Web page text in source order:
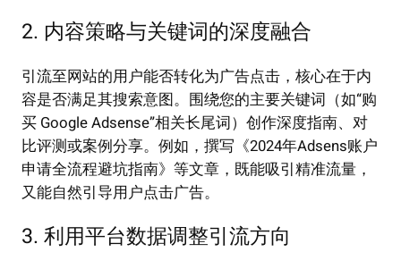
2. 内容策略与关键词的深度融合
引流至网站的用户能否转化为广告点击，核心在于内
容是否满足其搜索意图。围绕您的主要关键词（如“购
买 Google Adsense”相关长尾词）创作深度指南、对
比评测或案例分享。例如，撰写《2024年Adsens账户
申请全流程避坑指南》等文章，既能吸引精准流量，
又能自然引导用户点击广告。
3. 利用平台数据调整引流方向